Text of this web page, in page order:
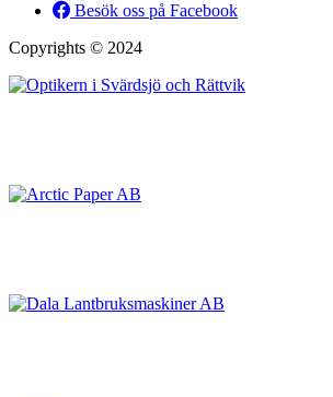
Besök oss på Facebook
Copyrights © 2024